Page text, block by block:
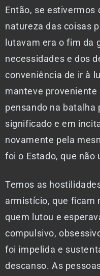
Então, se estivermos
natureza das coisas
lutavam era o fim da
necessidades e dos
conveniência de ir à
manteve proveniente
pensando na batalha
significado e em
novamente pela
foi o Estado, que não
Temos as
armistício, que ficam
quem lutou e
compulsivo,
foi impelida e
descanso. As